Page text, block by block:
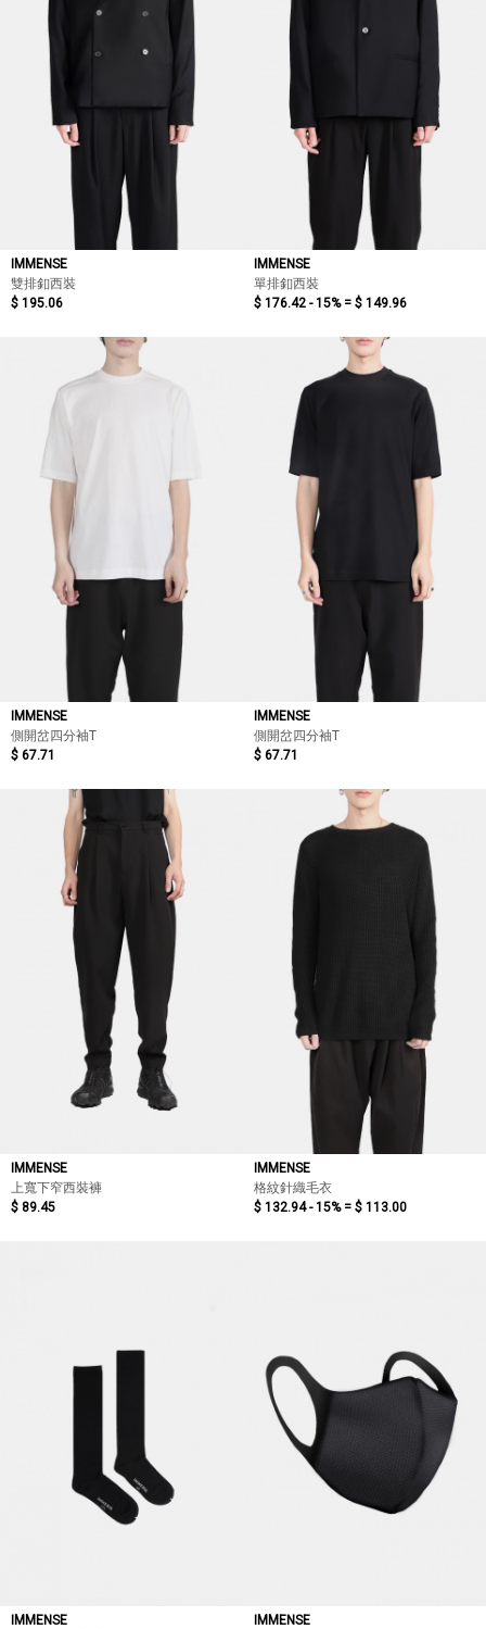
IMMENSE
雙排釦西裝
$ 195.06
IMMENSE
單排釦西裝
$ 176.42 - 15% = $ 149.96
IMMENSE
側開岔四分袖T
$ 67.71
IMMENSE
側開岔四分袖T
$ 67.71
IMMENSE
上寬下窄西裝褲
$ 89.45
IMMENSE
格紋針織毛衣
$ 132.94 - 15% = $ 113.00
IMMENSE
IMMENSE